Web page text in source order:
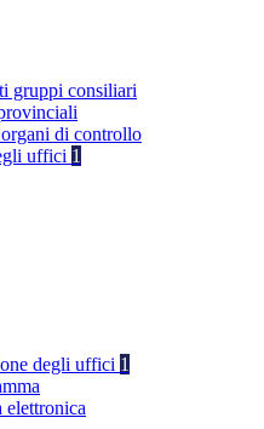
gruppi consiliari
di controllo
uffici 1
degli uffici 1
elettronica